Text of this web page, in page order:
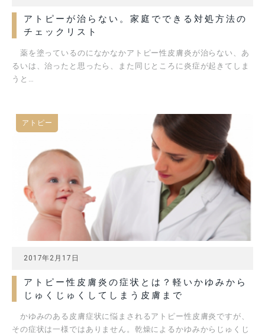
アトピーが治らない。家庭でできる対処方法の
チェックリスト
薬を塗っているのになかなかアトピー性皮膚炎が治らない、あ
るいは、治ったと思ったら、また同じところに炎症が起きてしま
うと…
アトピー
2017年2月17日
アトピー性皮膚炎の症状とは？軽いかゆみから
じゅくじゅくしてしまう皮膚まで
かゆみのある皮膚症状に悩まされるアトピー性皮膚炎ですが、
その症状は一様ではありません。乾燥によるかゆみからじゅくじ